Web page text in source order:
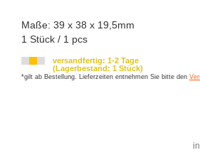
Maße: 39 x 38 x 19,5mm
1 Stück / 1 pcs
versandfertig: 1-2 Tage
(Lagerbestand: 1 Stück)
*gilt ab Bestellung. Lieferzeiten entnehmen Sie bitte den